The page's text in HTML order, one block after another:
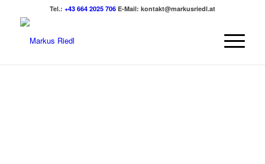
Tel.: +43 664 2025 706E-Mail: kontakt@markusriedl.at